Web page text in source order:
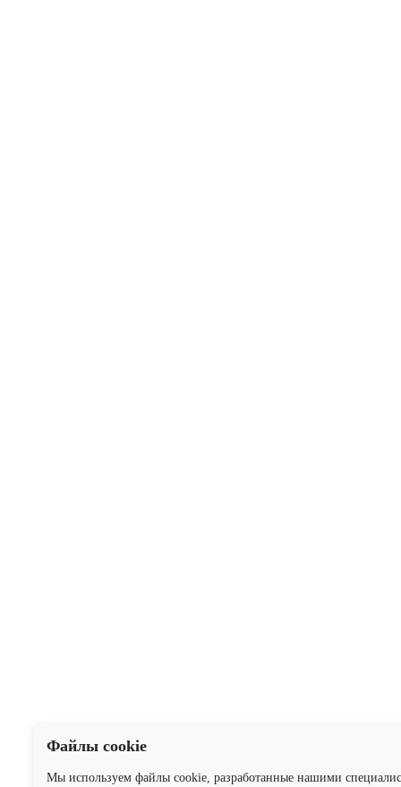
Файлы cookie
Мы используем файлы cookie, разработанные нашими